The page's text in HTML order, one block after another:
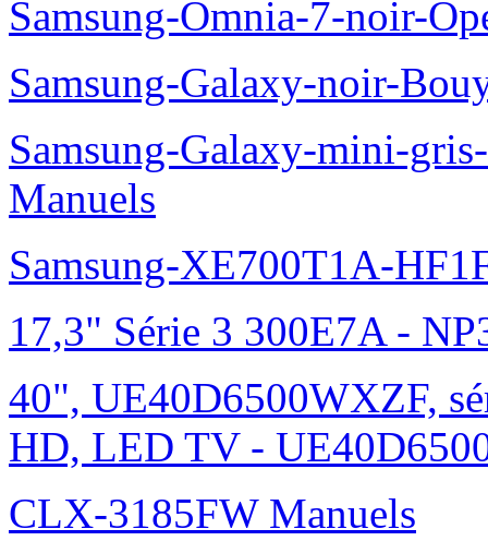
Samsung-Omnia-7-noir-
Samsung-Galaxy-noir-
Samsung-Galaxy-mini-
Manuels
Samsung-XE700T1A-
17,3" Série 3 300E7A -
40", UE40D6500WXZF,
HD, LED TV -
CLX-3185FW Manuels